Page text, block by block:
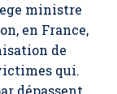
ministre
en France,
de
qui.
dépassent